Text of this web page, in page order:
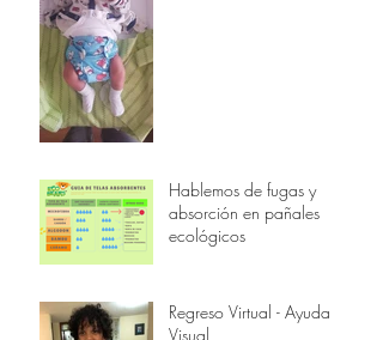
Hablemos de fugas y
absorción en pañales
ecológicos
Regreso Virtual - Ayuda
Visual